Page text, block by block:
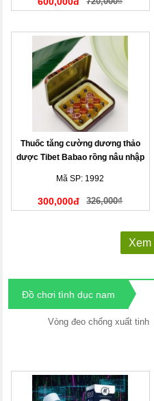
Thuốc tăng cường dương thảo
dược Tibet Babao rồng nâu nhập
Mã SP: 1992
300,000đ 326,000₫
Xem
Đồ chơi tình dục nam
Vòng đeo chống xuất tinh